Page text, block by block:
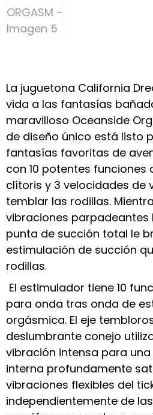
La juguetona California
vida a las fantasías
maravilloso Oceanside
de diseño único está listo
fantasías favoritas de
con 10 potentes funciones
clítoris y 3 velocidades de
temblar las rodillas.
vibraciones parpadeantes
punta de succión total le
estimulación de succión
rodillas.
El estimulador tiene 10
para onda tras onda de
orgásmica. El eje
deslumbrante conejo
vibración intensa para
interna profundamente
vibraciones flexibles del
independientemente de